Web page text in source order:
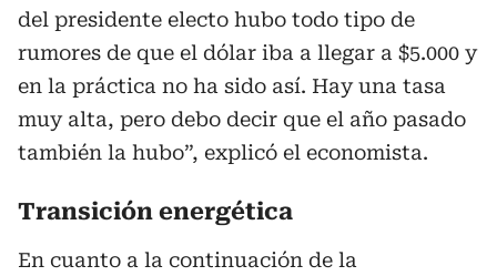
del presidente electo hubo todo tipo de
rumores de que el dólar iba a llegar a $5.000 y
en la práctica no ha sido así. Hay una tasa
muy alta, pero debo decir que el año pasado
también la hubo”, explicó el economista.
Transición energética
En cuanto a la continuación de la